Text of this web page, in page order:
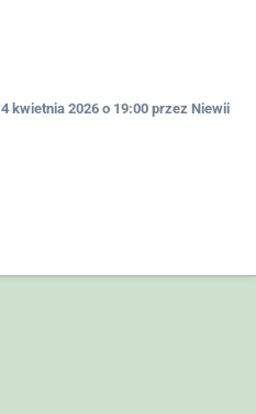
4 kwietnia 2026 o 19:00 przez Niewii